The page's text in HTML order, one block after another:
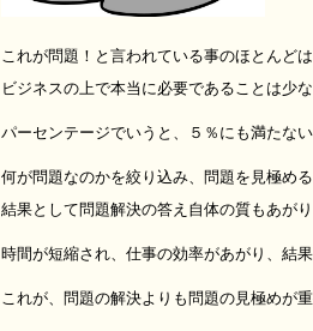
これが問題！と言われている事のほとんどは
ビジネスの上で本当に必要であることは少な
パーセンテージでいうと、５％にも満たな
何が問題なのかを絞り込み、問題を見極め
結果として問題解決の答え自体の質もあがり
時間が短縮され、仕事の効率があがり、結果
これが、問題の解決よりも問題の見極めが